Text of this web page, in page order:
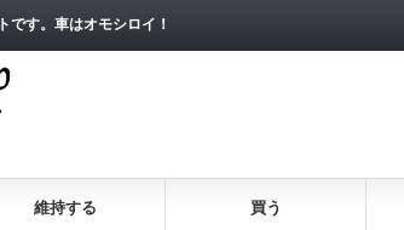
です。車はオモシロイ！
維持する 買う